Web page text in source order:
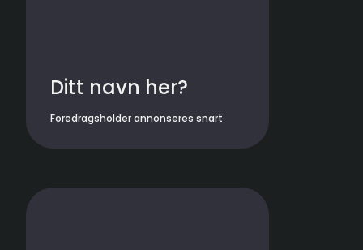
Ditt navn her?
Foredragsholder annonseres snart